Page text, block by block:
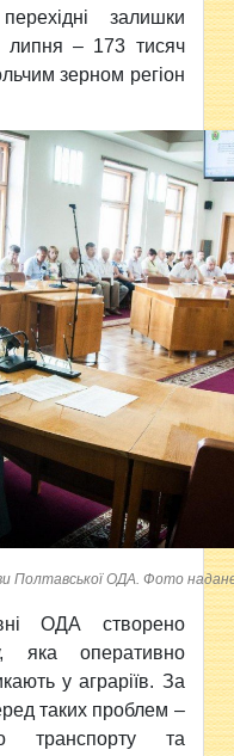
залишки
липня – 173 тисяч
зерном регіон
Полтавської ОДА. Фото
ОДА створено
яка оперативно
у аграріїв. За
таких проблем –
транспорту та